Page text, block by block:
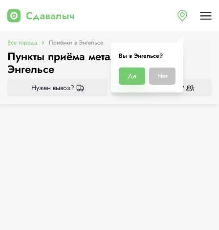
Вы в Энгельсе?
Да Нет
Все города Приёмки в Энгельсе
Пункты приёма металлолома в
Энгельсе
Нужен вывоз? Нужен демонтаж?